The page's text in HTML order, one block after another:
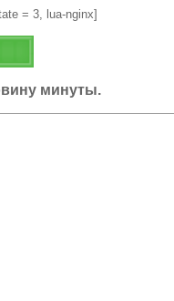
= 3, lua-nginx]
минуты.